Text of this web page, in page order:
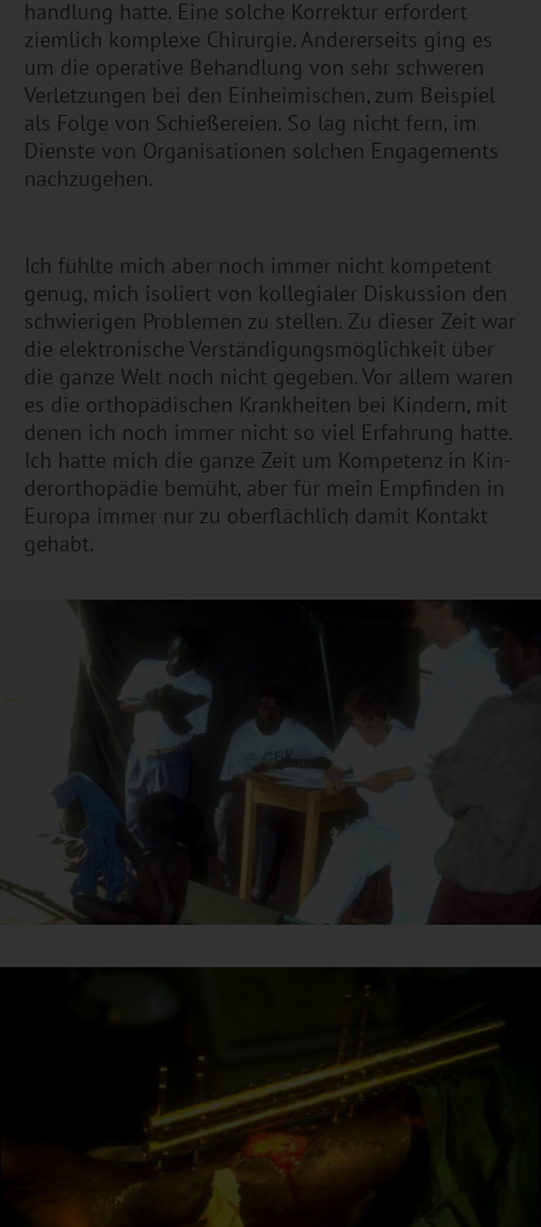
hand­lung hatte. Eine sol­che Kor­rek­tur er­for­dert
ziem­lich kom­ple­xe Chir­ur­gie. An­de­rer­seits ging es
um die ope­ra­ti­ve Be­hand­lung von sehr schwe­ren
Ver­let­zun­gen bei den Ein­hei­mi­schen, zum Bei­spiel
als Folge von Schie­ße­rei­en. So lag nicht fern, im
Diens­te von Or­ga­ni­sa­tio­nen sol­chen En­ga­ge­ments
nach­zu­ge­hen.
Ich fühl­te mich aber noch immer nicht kom­pe­tent
genug, mich iso­liert von kol­le­gia­ler Dis­kus­si­on den
schwie­ri­gen Pro­ble­men zu stel­len. Zu die­ser Zeit war
die elek­tro­ni­sche Ver­stän­di­gungs­mög­lich­keit über
die ganze Welt noch nicht ge­ge­ben. Vor allem waren
es die or­tho­pä­di­schen Krank­hei­ten bei Kin­dern, mit
denen ich noch immer nicht so viel Er­fah­rung hatte.
Ich hatte mich die ganze Zeit um Kom­pe­tenz in Kin­
der­or­tho­pä­die be­müht, aber für mein Emp­fin­den in
Eu­ro­pa immer nur zu ober­fläch­lich damit Kon­takt
ge­habt.